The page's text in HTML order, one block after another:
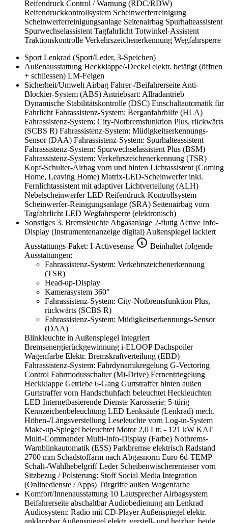
Reifendruck Control / Warnung (RDC/RDW)
Reifendruckkontrollsystem Scheinwerferreinigung
Scheinwerferreinigungsanlage Seitenairbag Spurhalteassistent
Spurwechselassistent Tagfahrlicht Totwinkel-Assistent
Traktionskontrolle Verkehrszeichenerkennung Wegfahrsperre
Sport Lenkrad (Sport/Leder, 3-Speichen)
Außenausstattung Heckklappe/-Deckel elektr. betätigt (öffnen
+ schliessen) LM-Felgen
Sicherheit/Umwelt Airbag Fahrer-/Beifahrerseite Anti-
Blockier-System (ABS) Antriebsart: Allradantrieb
Dynamische Stabilitätskontrolle (DSC) Einschaltautomatik für
Fahrlicht Fahrassistenz-System: Berganfahrhilfe (HLA)
Fahrassistenz-System: City-Notbremsfunktion Plus, rückwärts
(SCBS R) Fahrassistenz-System: Müdigkeitserkennungs-
Sensor (DAA) Fahrassistenz-System: Spurhalteassistent
Fahrassistenz-System: Spurwechselassistent Plus (BSM)
Fahrassistenz-System: Verkehrszeichenerkennung (TSR)
Kopf-Schulter-Airbag vorn und hinten Lichtassistent (Coming
Home, Leaving Home) Matrix-LED-Scheinwerfer inkl.
Fernlichtassistent mit adaptiver Lichtverteilung (ALH)
Nebelscheinwerfer LED Reifendruck-Kontrollsystem
Scheinwerfer-Reinigungsanlage (SRA) Seitenairbag vorn
Tagfahrlicht LED Wegfahrsperre (elektronisch)
Sonstiges 3. Bremsleuchte Abgasanlage 2-flutig Active Info-
Display (Instrumentenanzeige digital) Außenspiegel lackiert
Ausstattungs-Paket: I-Activesense
Beinhaltet folgende
Ausstattungen:
Fahrassistenz-System: Verkehrszeichenerkennung
(TSR)
Head-up-Display
Kamerasystem 360°
Fahrassistenz-System: City-Notbremsfunktion Plus,
rückwärts (SCBS R)
Fahrassistenz-System: Müdigkeitserkennungs-Sensor
(DAA)
Blinkleuchte in Außenspiegel integriert
Bremsenergierückgewinnung i-ELOOPDachspoiler
Wagenfarbe Elektr. Bremskraftverteilung (EBD)
Fahrassistenz-System: Fahrdynamikregelung G-Vectoring
Control Fahrmodusschalter (Mi-Drive) Fernentriegelung
Heckklappe Getriebe 6-Gang Gurtstraffer hinten außen
Gurtstraffer vorn Handschuhfach beleuchtet Heckleuchten
LED Internetbasierende Dienste Karosserie: 5-türig
Kennzeichenbeleuchtung LED Lenksäule (Lenkrad) mech.
Höhen-/Längsverstellung Leseleuchte vorn Log-in-System
Make-up-Spiegel beleuchtet Motor 2,0 Ltr. - 121 kW KAT
Multi-CommanderMulti-Info-Display (Farbe) Notbrems-
Warnblinkautomatik (ESS) Parkbremse elektrisch Radstand
2700 mm Schadstoffarm nach Abgasnorm Euro 6d-TEMP
Schalt-/Wählhebelgriff Leder Scheibenwischerenteiser vorn
Sitzbezug / Polsterung: Stoff Social Media Integration
(Onlinedienste / Apps) Türgriffe außen Wagenfarbe
Komfort/Innenausstattung 10 LautsprecherAirbagsystem
Beifahrerseite abschaltbarAudiobedienung am Lenkrad
Audiosystem: Radio mit CD-PlayerAußenspiegel elektr.